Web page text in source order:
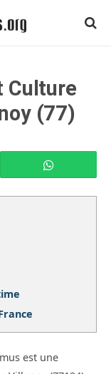
Culture
(77)
est une